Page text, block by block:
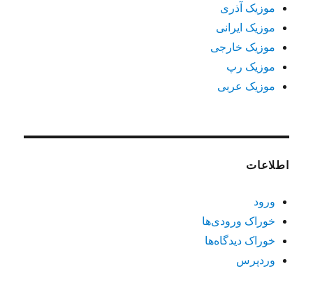
موزیک آذری
موزیک ایرانی
موزیک خارجی
موزیک رپ
موزیک عربی
اطلاعات
ورود
خوراک ورودی‌ها
خوراک دیدگاه‌ها
وردپرس